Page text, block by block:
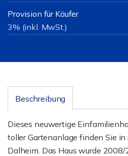
Provision für Käufer
3% (inkl. MwSt.)
Beschreibung
Dieses neuwertige
toller Gartenanlage finden Sie in
Dalheim. Das Haus wurde